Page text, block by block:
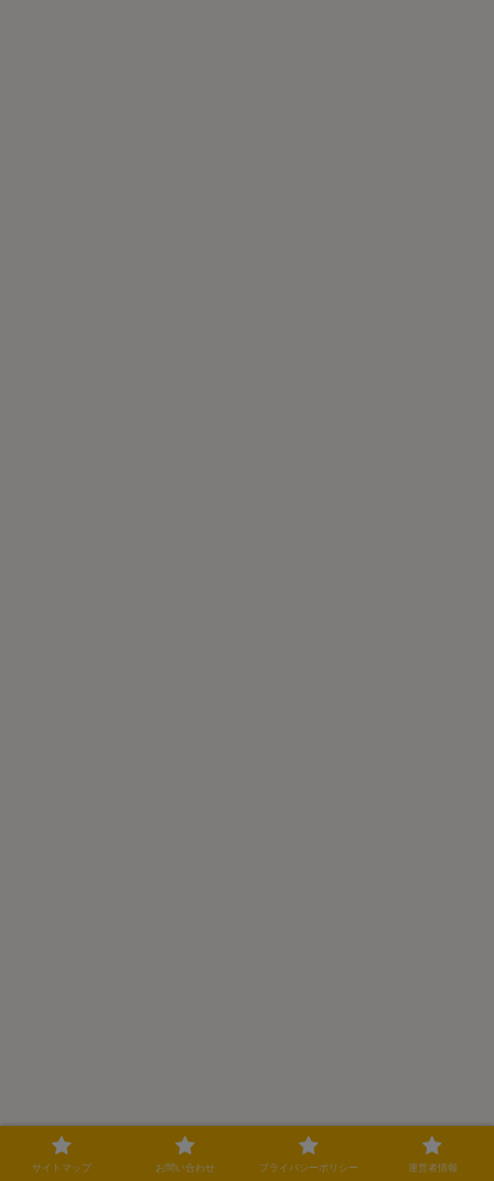
サイトマップ お問い合わせ プライバシーポリシー 運営者情報